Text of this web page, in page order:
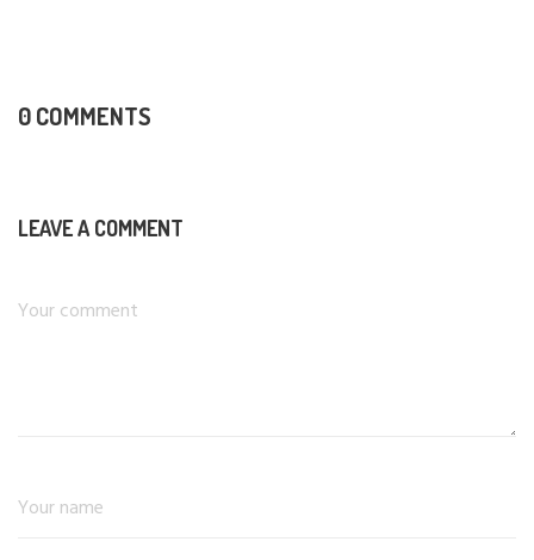
0 COMMENTS
LEAVE A COMMENT